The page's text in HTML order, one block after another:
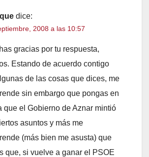
dice:
2008 a las 10:57
gracias por tu respuesta,
Estando de acuerdo contigo
de las cosas que dices, me
sin embargo que pongas en
que el Gobierno de Aznar mintió
asuntos y más me
(más bien me asusta) que
que, si vuelve a ganar el PSOE